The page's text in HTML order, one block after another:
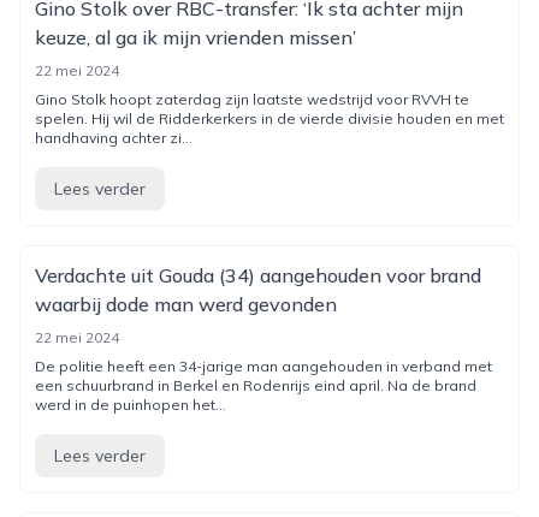
Gino Stolk over RBC-transfer: ‘Ik sta achter mijn
keuze, al ga ik mijn vrienden missen’
22 mei 2024
Gino Stolk hoopt zaterdag zijn laatste wedstrijd voor RVVH te
spelen. Hij wil de Ridderkerkers in de vierde divisie houden en met
handhaving achter zi...
Lees verder
Verdachte uit Gouda (34) aangehouden voor brand
waarbij dode man werd gevonden
22 mei 2024
De politie heeft een 34-jarige man aangehouden in verband met
een schuurbrand in Berkel en Rodenrijs eind april. Na de brand
werd in de puinhopen het...
Lees verder